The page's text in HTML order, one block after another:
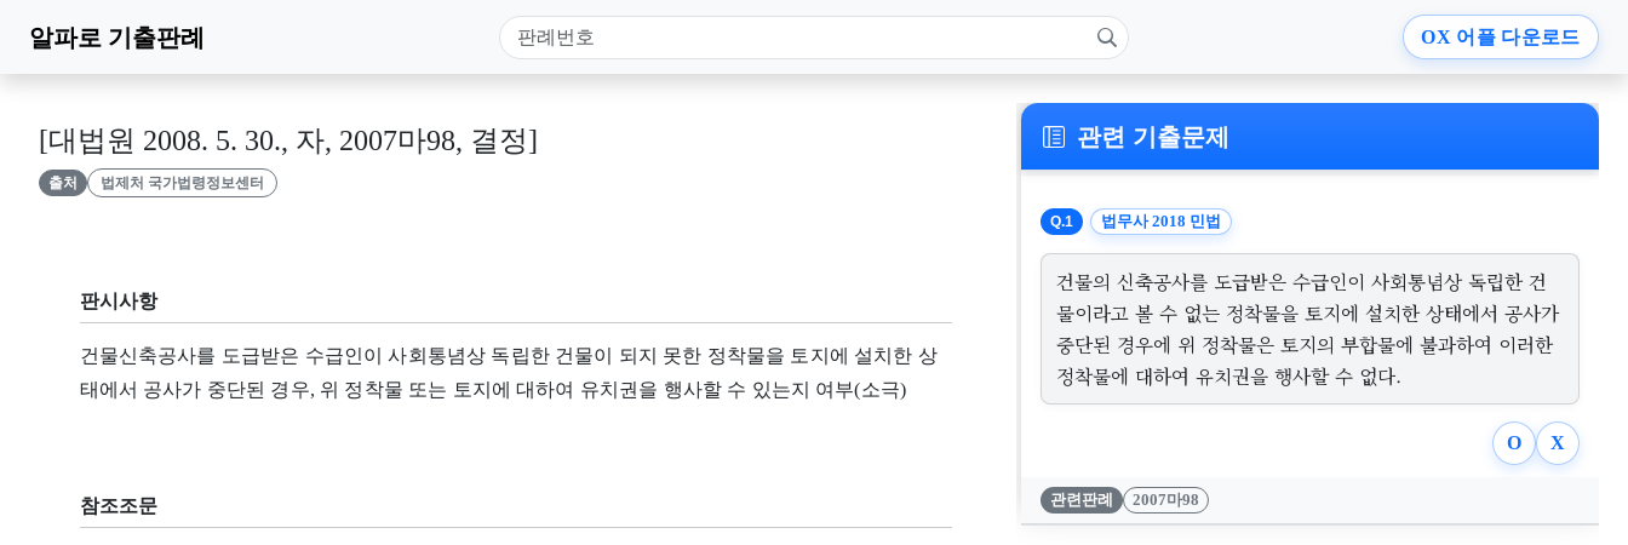
알파로 기출판례 OX 어플 다운로드
[대법원 2008. 5. 30., 자, 2007마98, 결정]
출처 법제처 국가법령정보센터
판시사항
건물신축공사를 도급받은 수급인이 사회통념상 독립한 건물이 되지 못한 정착물을 토지에 설치한 상
태에서 공사가 중단된 경우, 위 정착물 또는 토지에 대하여 유치권을 행사할 수 있는지 여부(소극)
참조조문
관련 기출문제
Q.1 법무사 2018 민법
건물의 신축공사를 도급받은 수급인이 사회통념상 독립한 건
물이라고 볼 수 없는 정착물을 토지에 설치한 상태에서 공사가
중단된 경우에 위 정착물은 토지의 부합물에 불과하여 이러한
정착물에 대하여 유치권을 행사할 수 없다.
O X
관련판례 2007마98